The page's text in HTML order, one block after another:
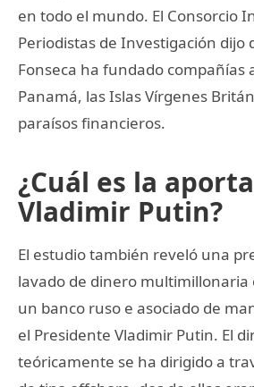
en todo el mundo. El Consorcio
Periodistas de Investigación dijo
Fonseca ha fundado compañías
Panamá, las Islas Vírgenes
paraísos financieros.
¿Cuál es la
Vladimir Putin?
El estudio también reveló una
lavado de dinero multimillonaria
un banco ruso e asociado de
el Presidente Vladimir Putin. El
teóricamente se ha dirigido a